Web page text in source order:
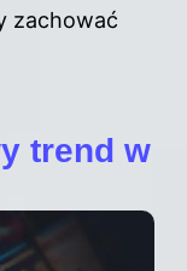
zachować
trend w